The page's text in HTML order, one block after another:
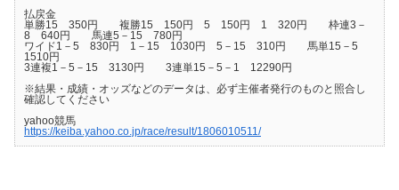
払戻金
単勝15 350円 複勝15 150円 5 150円 1 320円 枠連3－
8 640円 馬連5－15 780円
ワイド1－5 830円 1－15 1030円 5－15 310円 馬単15－5
1510円
3連複1－5－15 3130円 3連単15－5－1 12290円
※結果・成績・オッズなどのデータは、必ず主催者発行のものと照合し
確認してください
yahoo競馬
https://keiba.yahoo.co.jp/race/result/1806010511/